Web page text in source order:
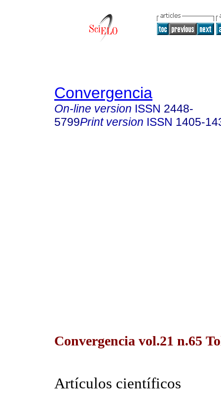
Convergencia
On-line version ISSN 2448-
5799Print version ISSN 1405-
Convergencia vol.21 n.65
Artículos científicos